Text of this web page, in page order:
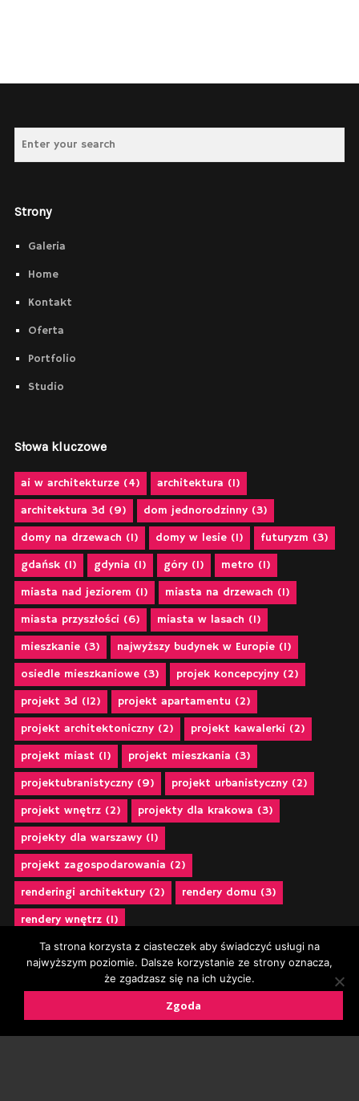
Strony
Galeria
Home
Kontakt
Oferta
Portfolio
Studio
Słowa kluczowe
ai w architekturze(4) architektura (1)
architektura 3d (9) dom jednorodzinny(3)
domy na drzewach (1) domy w lesie(1) futuryzm (3)
gdańsk(1) gdynia (1) góry(1) metro (1)
miasta nad jeziorem (1) miasta na drzewach (1)
miasta przyszłości(6) miasta w lasach (1)
mieszkanie(3) najwyższy budynek w Europie(1)
osiedle mieszkaniowe(3) projek koncepcyjny(2)
projekt 3d (12) projekt apartamentu (2)
projekt architektoniczny(2) projekt kawalerki(2)
projekt miast (1) projekt mieszkania (3)
projektubranistyczny(9) projekt urbanistyczny(2)
projekt wnętrz(2) projekty dla krakowa (3)
projekty dla warszawy(1)
projekt zagospodarowania (2)
renderingi architektury(2) rendery domu (3)
rendery wnętrz(1)
sztuczna inteligencja w projektowaniu(10)
urban planning(6)
wizualizacje
Ta strona korzysta z ciasteczek aby świadczyć usługi na
najwyższym poziomie. Dalsze korzystanie ze strony oznacza,
że zgadzasz się na ich użycie.
Zgoda